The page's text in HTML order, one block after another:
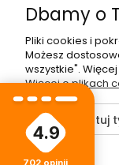
©2026 Wszelkie
4.9
Dbamy o
Pliki cookies i
Możesz
wszystkie".
Więcej o plikach
Zaakceptuj